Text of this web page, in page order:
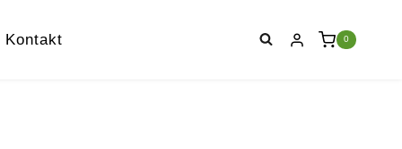
Kontakt 0